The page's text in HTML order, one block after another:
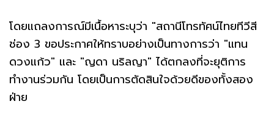
โดยแถลงการณ์มีเนื้อหาระบุว่า "สถานีโทรทัศน์ไทยทีวีสี
ช่อง 3 ขอประกาศให้ทราบอย่างเป็นทางการว่า "แทน
ดวงแก้ว" และ "ญดา นริลญา" ได้ตกลงที่จะยุติการ
ทำงานร่วมกัน โดยเป็นการตัดสินใจด้วยดีของทั้งสอง
ฝ่าย